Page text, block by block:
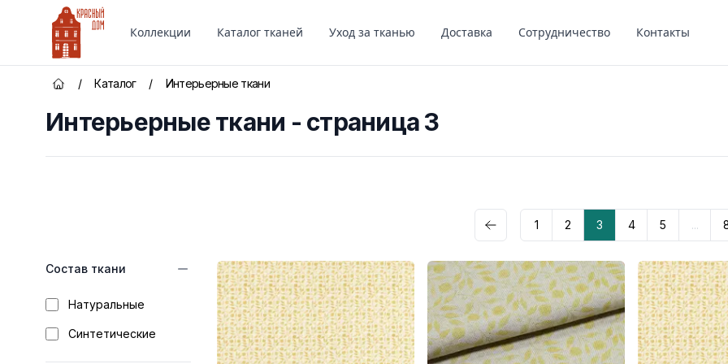
Красный Дом
Коллекции Каталог тканей Уход за тканью Доставка Сотрудничество Контакты
Главная страница
/ Каталог / Интерьерные ткани
Интерьерные ткани - страница 3
Состав ткани
Натуральные
Синтетические
1 2 3 4 5 ...